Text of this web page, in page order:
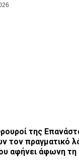
της
τον πραγματικό
αφήνει άφωνη τη